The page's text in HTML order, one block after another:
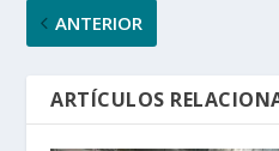
ANTERIOR
ARTÍCULOS